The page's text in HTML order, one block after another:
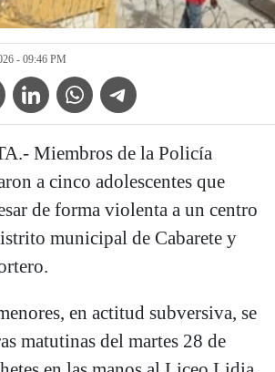
- 09:46 PM
Icon
Linkedin IconWhatsApp IconTelegram Icon
Miembros de la Policía
a cinco adolescentes que
de forma violenta a un centro
municipal de Cabarete y
en actitud subversiva, se
matutinas del martes 28 de